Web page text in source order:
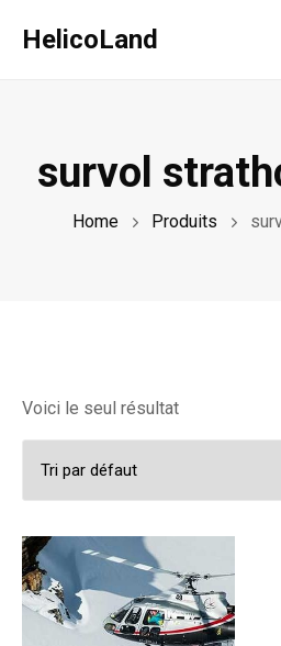
HelicoLand
survol
Home Produits
Voici le seul résultat